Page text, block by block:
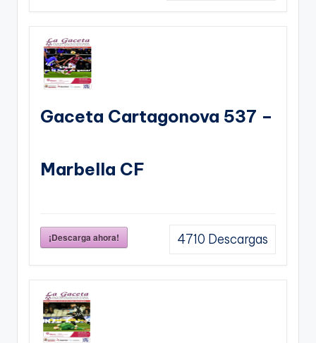
Gaceta Cartagonova 537 –
Marbella CF
¡Descarga ahora! 4710 Descargas